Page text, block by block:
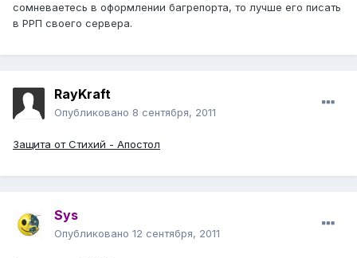
сомневаетесь в оформлении багрепорта, то лучше его писать
в РРП своего сервера.
RayKraft
Опубликовано 8 сентября, 2011
Защита от Стихий - Апостол
Sys
Опубликовано 12 сентября, 2011